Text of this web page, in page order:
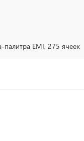
палитра EMI, 275 ячеек